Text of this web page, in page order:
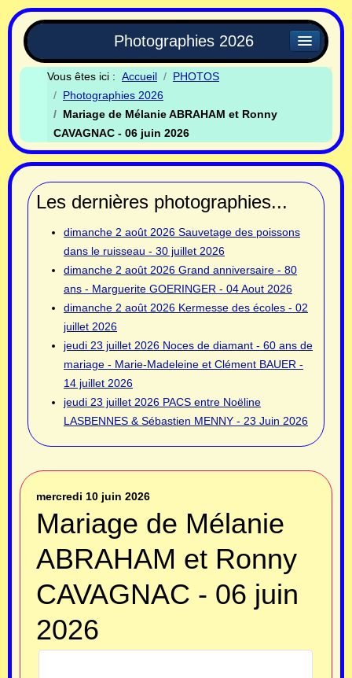
Photographies 2026
Vous êtes ici : Accueil
PHOTOS
Photographies 2026
Mariage de Mélanie ABRAHAM et Ronny
CAVAGNAC - 06 juin 2026
Les dernières photographies...
dimanche 2 août 2026 Sauvetage des poissons
dans le ruisseau - 30 juillet 2026
dimanche 2 août 2026 Grand anniversaire - 80
ans - Marguerite GOERINGER - 04 Aout 2026
dimanche 2 août 2026 Kermesse des écoles - 02
juillet 2026
jeudi 23 juillet 2026 Noces de diamant - 60 ans de
mariage - Marie-Madeleine et Clément BAUER -
14 juillet 2026
jeudi 23 juillet 2026 PACS entre Noëline
LASBENNES & Sébastien MENNY - 23 Juin 2026
mercredi 10 juin 2026
Mariage de Mélanie
ABRAHAM et Ronny
CAVAGNAC - 06 juin
2026